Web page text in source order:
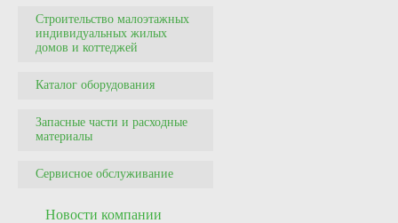
Строительство малоэтажных
индивидуальных жилых
домов и коттеджей
Каталог оборудования
Запасные части и расходные
материалы
Сервисное обслуживание
Новости компании